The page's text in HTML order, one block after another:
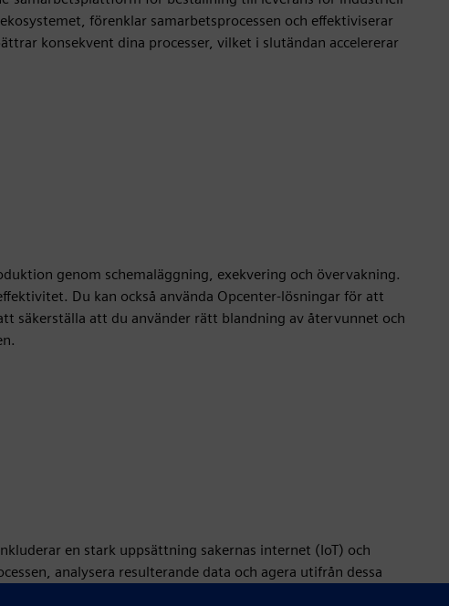
förenklar samarbetsprocessen och effektiviserar
konsekvent dina processer, vilket i slutändan accelererar
genom schemaläggning, exekvering och övervakning.
Du kan också använda Opcenter-lösningar för att
säkerställa att du använder rätt blandning av återvunnet och
en stark uppsättning sakernas internet (IoT) och
analysera resulterande data och agera utifrån dessa
gör att du kan mata insikter tillbaka till